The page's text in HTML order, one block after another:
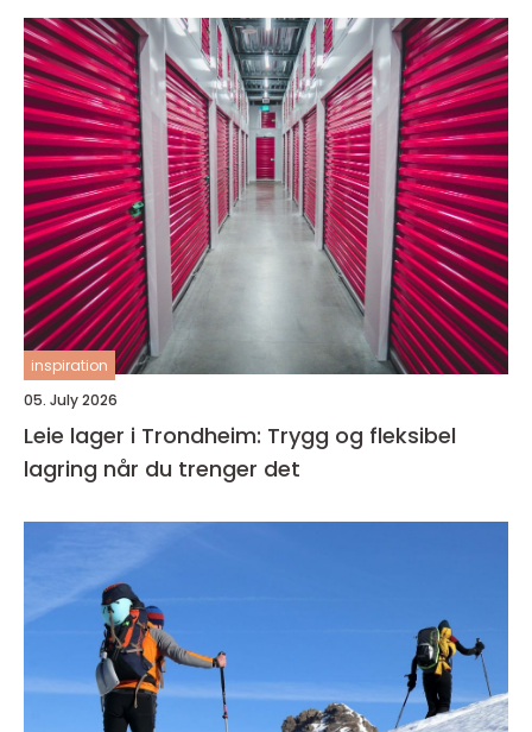
inspiration
05. July 2026
Leie lager i Trondheim: Trygg og fleksibel
lagring når du trenger det